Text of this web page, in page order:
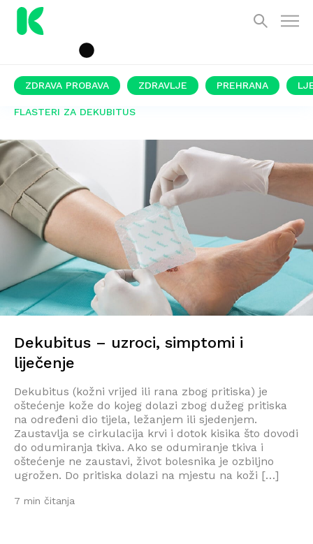
ZDRAVA PROBAVA ZDRAVLJE PREHRANA
FLASTERI ZA DEKUBITUS
Dekubitus – uzroci, simptomi i
liječenje
Dekubitus (kožni vrijed ili rana zbog pritiska) je
oštećenje kože do kojeg dolazi zbog dužeg pritiska
na određeni dio tijela, ležanjem ili sjedenjem.
Zaustavlja se cirkulacija krvi i dotok kisika što dovodi
do odumiranja tkiva. Ako se odumiranje tkiva i
oštećenje ne zaustavi, život bolesnika je ozbiljno
ugrožen. Do pritiska dolazi na mjestu na koži […]
7 min čitanja